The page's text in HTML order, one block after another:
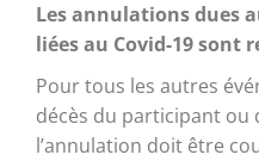
Les annulations dues
liées au Covid-19 sont
Pour tous les autres
décès du participant ou
l’annulation doit être